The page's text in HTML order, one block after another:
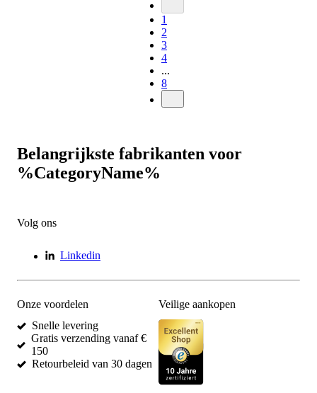
1
2
3
4
...
8
Belangrijkste fabrikanten voor
%CategoryName%
Volg ons
Linkedin
Onze voordelen
Snelle levering
Gratis verzending vanaf €
150
Retourbeleid van 30 dagen
Veilige aankopen